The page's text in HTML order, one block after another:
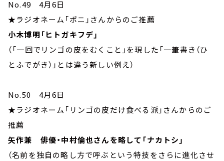
No.49 4月6日
★ラジオネーム「ポニ」さんからのご推薦
小木博明「ヒトガキフデ」
（「一回でリンゴの皮をむくこと」を現した「一筆書き（ひ
とふでがき）」とは違う新しい例え）
No.50 4月6日
★ラジオネーム「リンゴの皮だけ食べる派」さんからのご
推薦
矢作兼 俳優・中村倫也さんを略して「ナカトシ」
（名前を独自の略し方で呼ぶという特技をさらに進化させ